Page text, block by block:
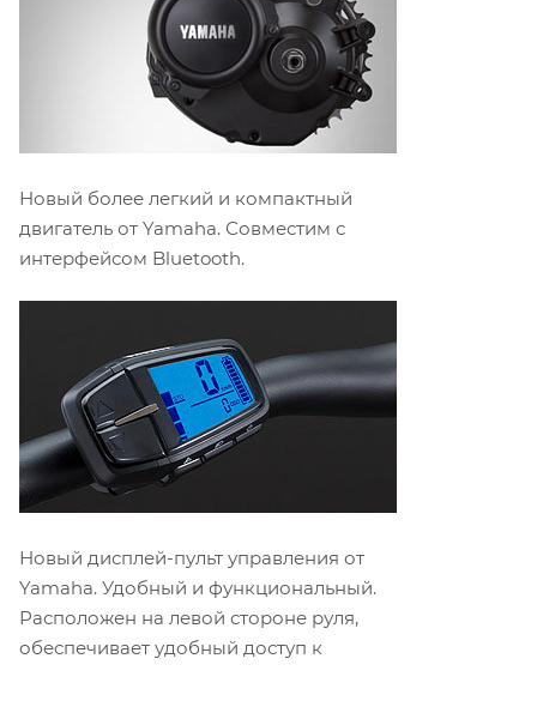
Новый более легкий и компактный
двигатель от Yamaha. Совместим с
интерфейсом Bluetooth.
Новый дисплей-пульт управления от
Yamaha. Удобный и функциональный.
Расположен на левой стороне руля,
обеспечивает удобный доступ к